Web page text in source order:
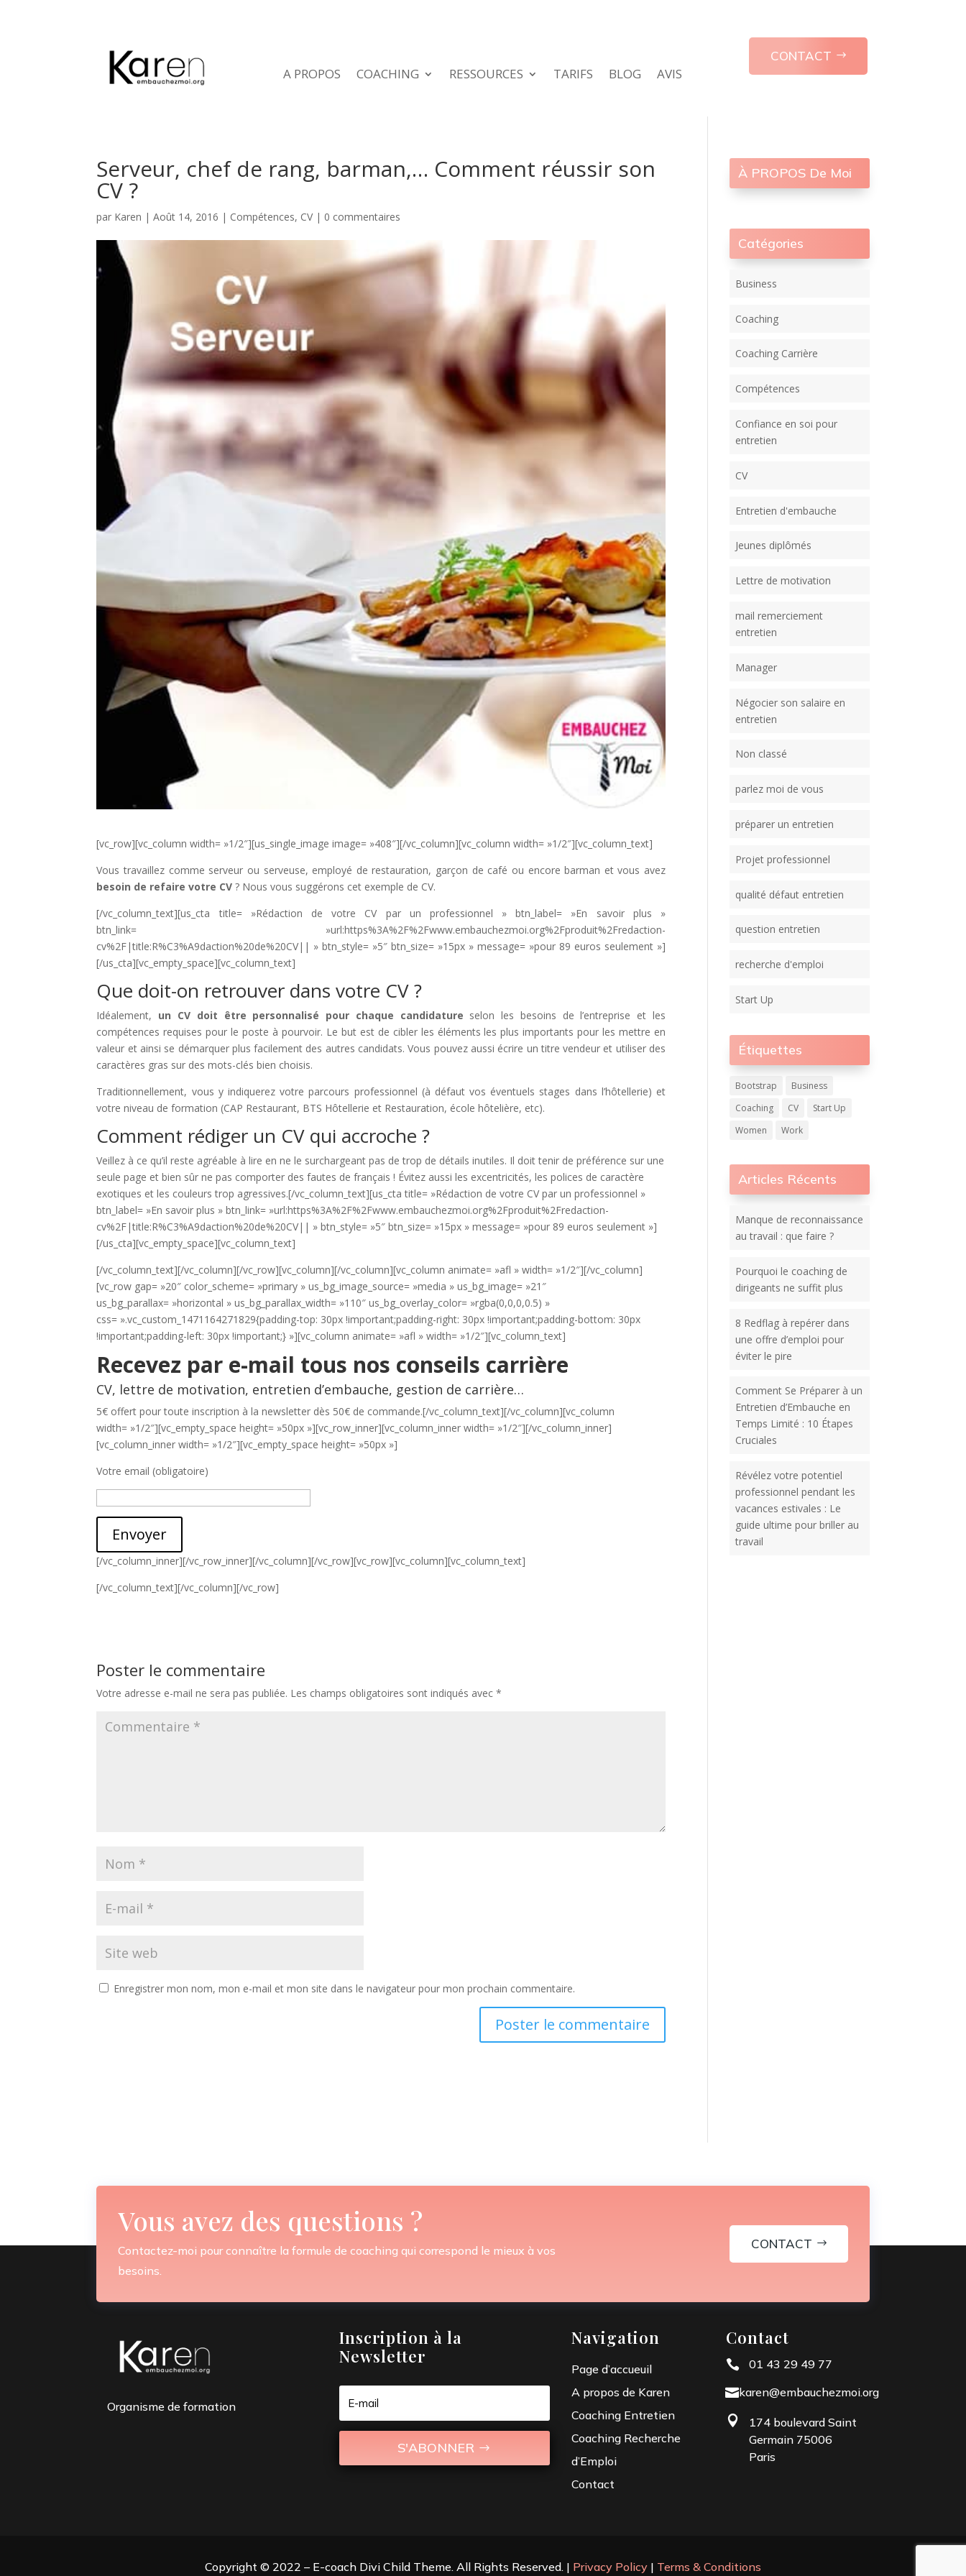
A PROPOS COACHING RESSOURCES TARIFS BLOG AVIS
CONTACT
Serveur, chef de rang, barman,… Comment réussir son
CV ?
par Karen |Août 14, 2016 | Compétences, CV| 0 commentaires
[vc_row][vc_column width= »1/2″][us_single_image image= »408″][/vc_column][vc_column width= »1/2″][vc_column_text]
Vous travaillez comme serveur ou serveuse, employé de restauration, garçon de café ou encore barman et vous avez
besoin de refaire votre CV? Nous vous suggérons cet exemple de CV.
[/vc_column_text][us_cta title= »Rédaction de votre CV par un professionnel » btn_label= »En savoir plus »
btn_link= »url:https%3A%2F%2Fwww.embauchezmoi.org%2Fproduit%2Fredaction-
cv%2F|title:R%C3%A9daction%20de%20CV|| » btn_style= »5″ btn_size= »15px » message= »pour 89 euros seulement »]
[/us_cta][vc_empty_space][vc_column_text]
Que doit-on retrouver dans votre CV ?
Idéalement, un CV doit être personnalisé pour chaque candidature selon les besoins de l’entreprise et les
compétences requises pour le poste à pourvoir. Le but est de cibler les éléments les plus importants pour les mettre en
valeur et ainsi se démarquer plus facilement des autres candidats. Vous pouvez aussi écrire un titre vendeur et utiliser des
caractères gras sur des mots-clés bien choisis.
Traditionnellement, vous y indiquerez votre parcours professionnel (à défaut vos éventuels stages dans l’hôtellerie) et
votre niveau de formation (CAP Restaurant, BTS Hôtellerie et Restauration, école hôtelière, etc).
Comment rédiger un CV qui accroche ?
Veillez à ce qu’il reste agréable à lire en ne le surchargeant pas de trop de détails inutiles. Il doit tenir de préférence sur une
seule page et bien sûr ne pas comporter des fautes de français ! Évitez aussi les excentricités, les polices de caractère
exotiques et les couleurs trop agressives.[/vc_column_text][us_cta title= »Rédaction de votre CV par un professionnel »
btn_label= »En savoir plus » btn_link= »url:https%3A%2F%2Fwww.embauchezmoi.org%2Fproduit%2Fredaction-
cv%2F|title:R%C3%A9daction%20de%20CV|| » btn_style= »5″ btn_size= »15px » message= »pour 89 euros seulement »]
[/us_cta][vc_empty_space][vc_column_text]
[/vc_column_text][/vc_column][/vc_row][vc_column][/vc_column][vc_column animate= »afl » width= »1/2″][/vc_column]
[vc_row gap= »20″ color_scheme= »primary » us_bg_image_source= »media » us_bg_image= »21″
us_bg_parallax= »horizontal » us_bg_parallax_width= »110″ us_bg_overlay_color= »rgba(0,0,0,0.5) »
css= ».vc_custom_1471164271829{padding-top: 30px !important;padding-right: 30px !important;padding-bottom: 30px
!important;padding-left: 30px !important;} »][vc_column animate= »afl » width= »1/2″][vc_column_text]
Recevez par e-mail tous nos conseils carrière
CV, lettre de motivation, entretien d’embauche, gestion de carrière…
5€ offert pour toute inscription à la newsletter dès 50€ de commande.[/vc_column_text][/vc_column][vc_column
width= »1/2″][vc_empty_space height= »50px »][vc_row_inner][vc_column_inner width= »1/2″][/vc_column_inner]
[vc_column_inner width= »1/2″][vc_empty_space height= »50px »]
Votre email (obligatoire)
Envoyer
[/vc_column_inner][/vc_row_inner][/vc_column][/vc_row][vc_row][vc_column][vc_column_text]
[/vc_column_text][/vc_column][/vc_row]
Poster le commentaire
Votre adresse e-mail ne sera pas publiée. Les champs obligatoires sont indiqués avec*
Enregistrer mon nom, mon e-mail et mon site dans le navigateur pour mon prochain commentaire.
À PROPOS De Moi
Catégories
Business
Coaching
Coaching Carrière
Compétences
Confiance en soi pour
entretien
CV
Entretien d'embauche
Jeunes diplômés
Lettre de motivation
mail remerciement
entretien
Manager
Négocier son salaire en
entretien
Non classé
parlez moi de vous
préparer un entretien
Projet professionnel
qualité défaut entretien
question entretien
recherche d'emploi
Start Up
Étiquettes
Bootstrap
Business
Coaching
CV
Start Up
Women
Work
Articles Récents
Manque de reconnaissance
au travail : que faire ?
Pourquoi le coaching de
dirigeants ne suffit plus
8 Redflag à repérer dans
une offre d’emploi pour
éviter le pire
Comment Se Préparer à un
Entretien d’Embauche en
Temps Limité : 10 Étapes
Cruciales
Révélez votre potentiel
professionnel pendant les
vacances estivales : Le
guide ultime pour briller au
travail
Vous avez des questions ?
Contactez-moi pour connaître la formule de coaching qui correspond le mieux à vos
besoins.
CONTACT
Organisme de formation
Inscription à la
Newsletter
S'ABONNER
Navigation
Page d’accueuil
A propos de Karen
Coaching Entretien
Coaching Recherche
d’Emploi
Contact
Contact
 01 43 29 49 77
karen@embauchezmoi.org

174 boulevard Saint
Germain 75006
Paris
Copyright © 2022 – E-coach Divi Child Theme. All Rights Reserved. | Privacy Policy | Terms & Conditions